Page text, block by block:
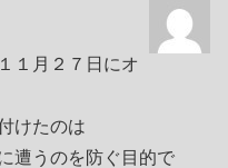
１月２７日にオ
けたのは
遭うのを防ぐ目的で